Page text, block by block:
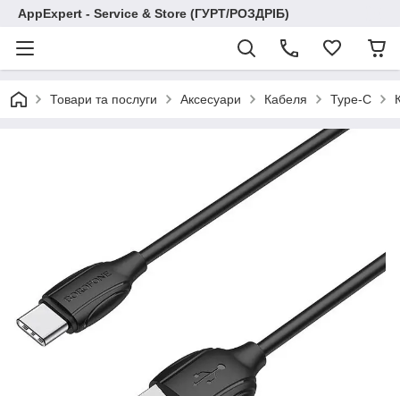
AppExpert - Service & Store (ГУРТ/РОЗДРІБ)
Товари та послуги Аксесуари Кабеля Type-C